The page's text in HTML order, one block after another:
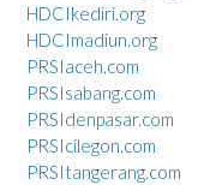
HDCIkediri.org
HDCImadiun.org
PRSIaceh.com
PRSIsabang.com
PRSIdenpasar.com
PRSIcilegon.com
PRSItangerang.com